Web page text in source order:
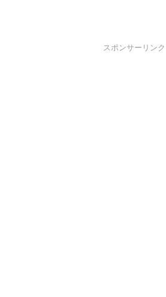
スポンサーリンク